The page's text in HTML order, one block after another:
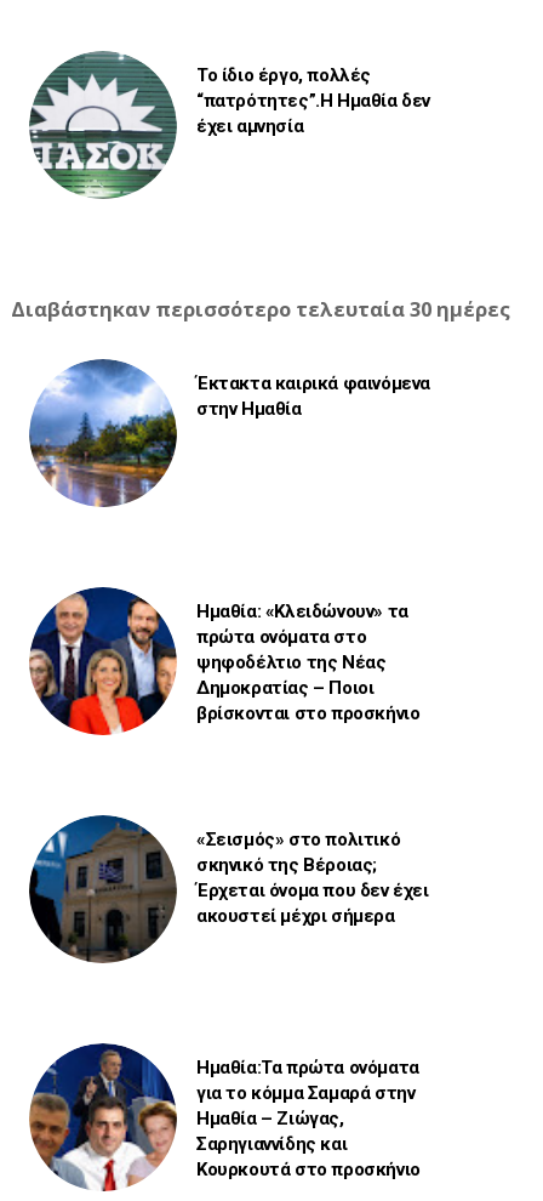
Το ίδιο έργο, πολλές
“πατρότητες”.Η Ημαθία δεν
έχει αμνησία
Διαβάστηκαν περισσότερο τελευταία 30 ημέρες
Έκτακτα καιρικά φαινόμενα
στην Ημαθία
Ημαθία: «Κλειδώνουν» τα
πρώτα ονόματα στο
ψηφοδέλτιο της Νέας
Δημοκρατίας – Ποιοι
βρίσκονται στο προσκήνιο
«Σεισμός» στο πολιτικό
σκηνικό της Βέροιας;
Έρχεται όνομα που δεν έχει
ακουστεί μέχρι σήμερα
Ημαθία:Τα πρώτα ονόματα
για το κόμμα Σαμαρά στην
Ημαθία – Ζιώγας,
Σαρηγιαννίδης και
Κουρκουτά στο προσκήνιο